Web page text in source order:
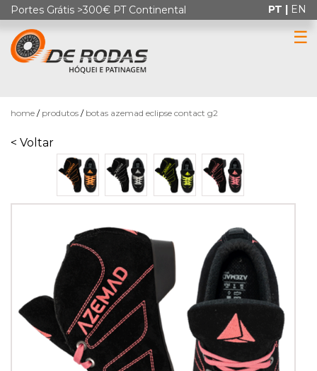
Portes Grátis >300€ PT Continental
PATINS
PATINAGEM
PATINAGEM
☰
PT | EN
home produtos botas azemad eclipse contact g2
< Voltar